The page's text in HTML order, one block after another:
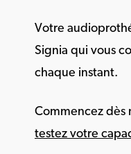
Votre
Signia qui vous
chaque instant.
Commencez
testez votre